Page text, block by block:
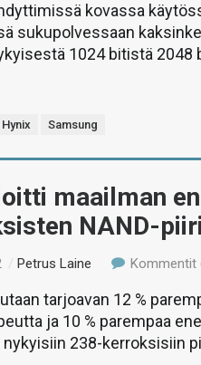
kovassa
sukupolvessaan
1024 bitistä 2048
Hynix Samsung
maailman
NAND-
/Petrus Laine Kommentit
tarjoavan 12 %
ja 10 % parempaa
nykyisiin 238-kerroksisiin